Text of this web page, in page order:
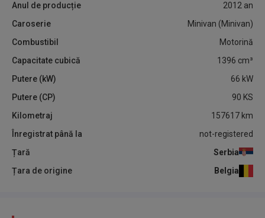
Anul de producție
2012 an
Caroserie
Minivan (Minivan)
Combustibil
Motorină
Capacitate cubică
1396 cm³
Putere (kW)
66 kW
Putere (CP)
90 KS
Kilometraj
157617 km
Înregistrat până la
not-registered
Țară
Serbia
Țara de origine
Belgia